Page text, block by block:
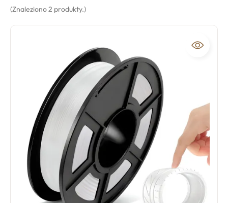
(Znaleziono 2 produkty.)